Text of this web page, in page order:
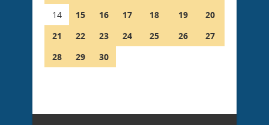
14
15 16 17 18 19
20
21
22 23 24 25 26
27
28
29 30